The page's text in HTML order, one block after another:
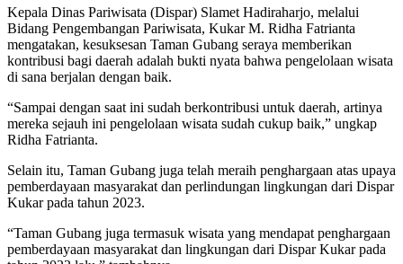
Kepala Dinas Pariwisata (Dispar) Slamet Hadiraharjo, melalui
Bidang Pengembangan Pariwisata, Kukar M. Ridha Fatrianta
mengatakan, kesuksesan Taman Gubang seraya memberikan
kontribusi bagi daerah adalah bukti nyata bahwa pengelolaan wisata
di sana berjalan dengan baik.
“Sampai dengan saat ini sudah berkontribusi untuk daerah, artinya
mereka sejauh ini pengelolaan wisata sudah cukup baik,” ungkap
Ridha Fatrianta.
Selain itu, Taman Gubang juga telah meraih penghargaan atas upaya
pemberdayaan masyarakat dan perlindungan lingkungan dari Dispar
Kukar pada tahun 2023.
“Taman Gubang juga termasuk wisata yang mendapat penghargaan
pemberdayaan masyarakat dan lingkungan dari Dispar Kukar pada